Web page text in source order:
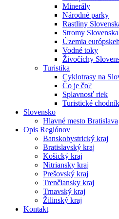
Minerály
Národné parky
Rastliny
Stromy Slovenska
Územia
Vodné toky
Živočíchy
Turistika
Cyklotrasy na
Čo je čo?
Splavnosť riek
Turistické
Slovensko
Hlavné mesto Bratislava
Opis Regiónov
Banskobystrický kraj
Bratislavský kraj
Košický kraj
Nitriansky kraj
Prešovský kraj
Trenčiansky kraj
Trnavský kraj
Žilinský kraj
Kontakt